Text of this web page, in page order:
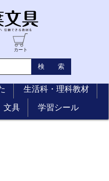
カート
生活科・理科教材
文具 学習シール